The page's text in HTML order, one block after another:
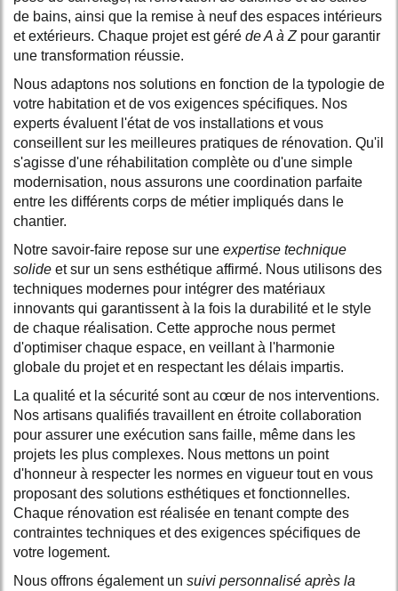
de bains, ainsi que la remise à neuf des espaces intérieurs
et extérieurs. Chaque projet est géré de A à Zpour garantir
une transformation réussie.
Nous adaptons nos solutions en fonction de la typologie de
votre habitation et de vos exigences spécifiques. Nos
experts évaluent l'état de vos installations et vous
conseillent sur les meilleures pratiques de rénovation. Qu'il
s'agisse d'une réhabilitation complète ou d'une simple
modernisation, nous assurons une coordination parfaite
entre les différents corps de métier impliqués dans le
chantier.
Notre savoir-faire repose sur une expertise technique
solide et sur un sens esthétique affirmé. Nous utilisons des
techniques modernes pour intégrer des matériaux
innovants qui garantissent à la fois la durabilité et le style
de chaque réalisation. Cette approche nous permet
d'optimiser chaque espace, en veillant à l'harmonie
globale du projet et en respectant les délais impartis.
La qualité et la sécurité sont au cœur de nos interventions.
Nos artisans qualifiés travaillent en étroite collaboration
pour assurer une exécution sans faille, même dans les
projets les plus complexes. Nous mettons un point
d'honneur à respecter les normes en vigueur tout en vous
proposant des solutions esthétiques et fonctionnelles.
Chaque rénovation est réalisée en tenant compte des
contraintes techniques et des exigences spécifiques de
votre logement.
Nous offrons également un suivi personnalisé après la